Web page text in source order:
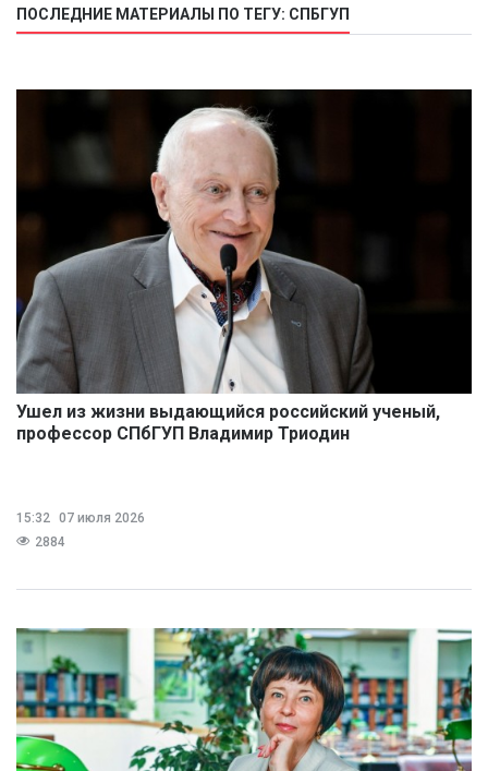
ПОСЛЕДНИЕ МАТЕРИАЛЫ ПО ТЕГУ: СПБГУП
Ушел из жизни выдающийся российский ученый,
профессор СПбГУП Владимир Триодин
15:32 07 июля 2026
2884